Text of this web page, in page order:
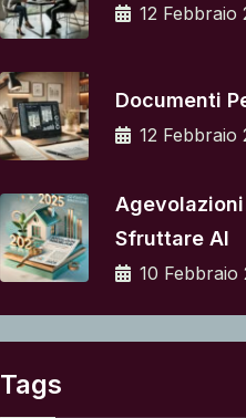
12 Febbraio
Documenti
12 Febbraio
Sfruttare Al
10 Febbraio
Tags